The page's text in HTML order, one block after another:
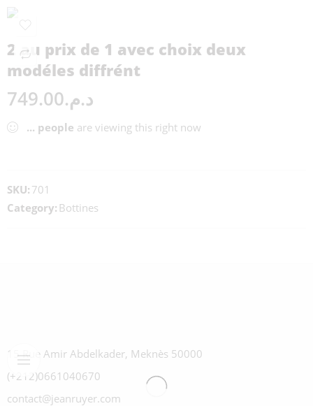
2 au prix de 1 avec choix deux
modéles diffrént
د.م.749.00
... people are viewing this right now
SKU: 701
Category: Bottines
15 Rue Amir Abdelkader, Meknès 50000
(+212)0661040670
contact@jeanruyer.com